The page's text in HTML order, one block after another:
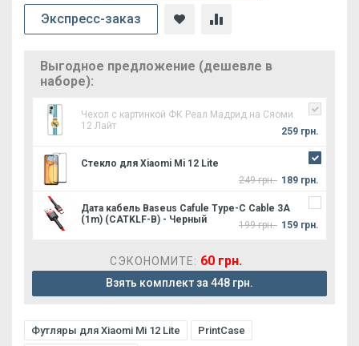
Экспресс-заказ
Выгодное предложение (дешевле в
наборе):
Чехол с картинкой ФК Реал Мадрид на Сяоми
12 Лайт
259 грн.
Стекло для Xiaomi Mi 12 Lite
249 грн. 189 грн.
Дата кабель Baseus Cafule Type-C Cable 3A
(1m) (CATKLF-B) - Черный
199 грн. 159 грн.
СЭКОНОМИТЕ: 60 грн.
Взять комплект за 448 грн.
Футляры для Xiaomi Mi 12 Lite
PrintCase